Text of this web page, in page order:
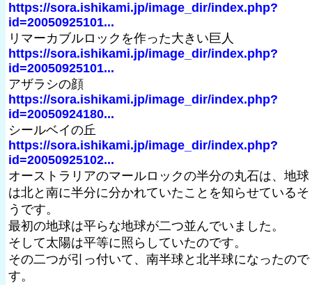
https://sora.ishikami.jp/image_dir/index.php?
id=20050925101...
リマーカブルロックを作った大きい巨人
https://sora.ishikami.jp/image_dir/index.php?
id=20050925101...
アザラシの顔
https://sora.ishikami.jp/image_dir/index.php?
id=20050924180...
シールベイの丘
https://sora.ishikami.jp/image_dir/index.php?
id=20050925102...
オーストラリアのマールロックの半分の丸石は、地球
は北と南に半分に分かれていたことを知らせているそ
うです。
最初の地球は平らな地球が二つ並んでいました。
そして太陽は平等に照らしていたのです。
その二つが引っ付いて、南半球と北半球になったので
す。